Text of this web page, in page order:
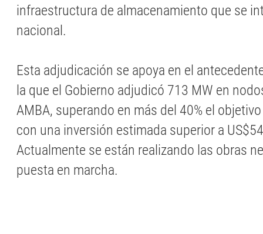
infraestructura de almacenamiento que se
nacional.
Esta adjudicación se apoya en el
la que el Gobierno adjudicó 713 MW en
AMBA, superando en más del 40% el
con una inversión estimada superior a
Actualmente se están realizando las obras
puesta en marcha.